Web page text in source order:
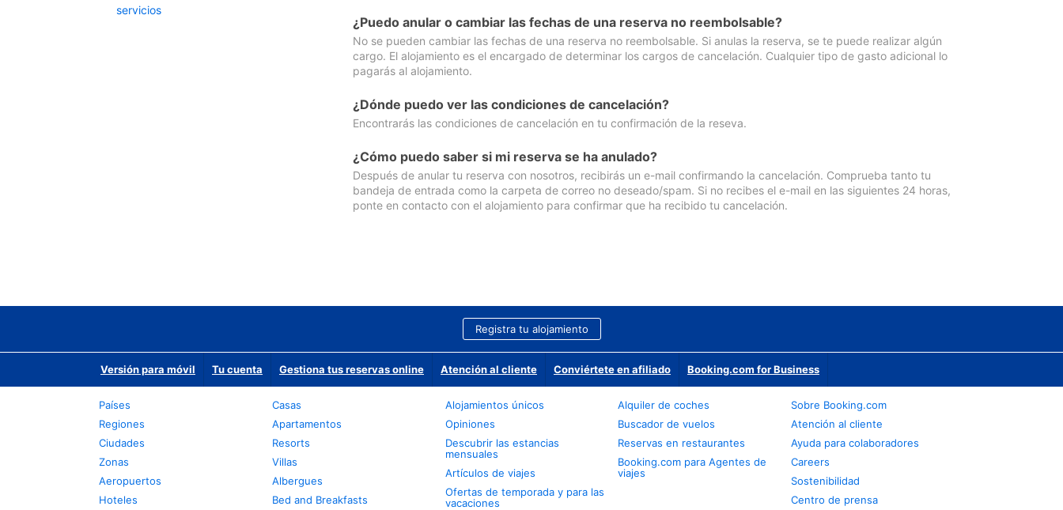
servicios
¿Puedo anular o cambiar las fechas de una reserva no reembolsable?
No se pueden cambiar las fechas de una reserva no reembolsable. Si anulas la reserva, se te puede realizar algún
cargo. El alojamiento es el encargado de determinar los cargos de cancelación. Cualquier tipo de gasto adicional lo
pagarás al alojamiento.
¿Dónde puedo ver las condiciones de cancelación?
Encontrarás las condiciones de cancelación en tu confirmación de la reseva.
¿Cómo puedo saber si mi reserva se ha anulado?
Después de anular tu reserva con nosotros, recibirás un e-mail confirmando la cancelación. Comprueba tanto tu
bandeja de entrada como la carpeta de correo no deseado/spam. Si no recibes el e-mail en las siguientes 24 horas,
ponte en contacto con el alojamiento para confirmar que ha recibido tu cancelación.
Registra tu alojamiento
Versión para móvil Tu cuenta Gestiona tus reservas online Atención al cliente Conviértete en afiliado Booking.com for Business
Países
Regiones
Ciudades
Zonas
Aeropuertos
Hoteles
Casas
Apartamentos
Resorts
Villas
Albergues
Bed and Breakfasts
Alojamientos únicos
Opiniones
Descubrir las estancias
mensuales
Artículos de viajes
Ofertas de temporada y para las
vacaciones
Alquiler de coches
Buscador de vuelos
Reservas en restaurantes
Booking.com para Agentes de
viajes
Sobre Booking.com
Atención al cliente
Ayuda para colaboradores
Careers
Sostenibilidad
Centro de prensa